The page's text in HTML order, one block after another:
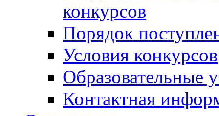
конкурсов
Порядок
Условия конкурсов
Образовательные
Контактная